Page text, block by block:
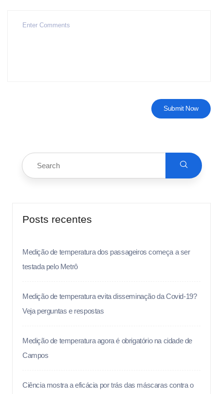
Posts recentes
Medição de temperatura dos passageiros começa a ser
testada pelo Metrô
Medição de temperatura evita disseminação da Covid-19?
Veja perguntas e respostas
Medição de temperatura agora é obrigatório na cidade de
Campos
Ciência mostra a eficácia por trás das máscaras contra o